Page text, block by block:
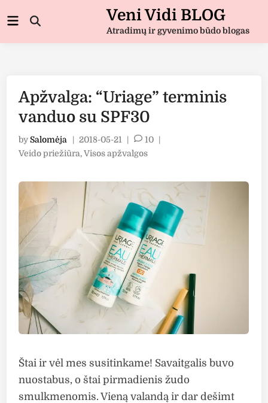
to
Veni Vidi BLOG
Atradimų ir gyvenimo būdo blogas
Open
Main
Apžvalga: “Uriage” terminis
vanduo su SPF30
bySalomėja 2018-05-21 10
Posted
Veido priežiūra,Visos apžvalgos
Štai ir vėl mes susitinkame! Savaitgalis buvo
nuostabus, o štai pirmadienis žudo
smulkmenomis. Vieną valandą ir dar dešimt